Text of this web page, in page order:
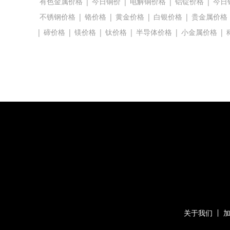
不锈钢价格 | 铬价格 | 黄金价格 | 白银价格 | 贵金属价格
| 碲价格 | 镁价格 | 钛价格 | 半导体价格 | 小金属价格 |
关于我们